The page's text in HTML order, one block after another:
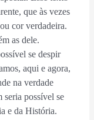
que às vezes
cor verdadeira.
as dele.
se despir
aqui e agora,
na verdade
seria possível se
e da História.